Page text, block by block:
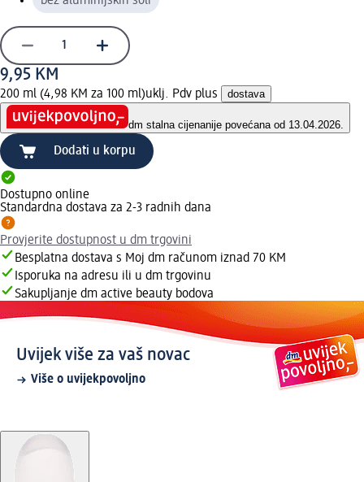
9,95 KM
200 ml (4,98 KM za 100 ml)uklj. Pdv plus dostava
dm stalna cijenanije povećana od 13.04.2026.
Dodati u korpu
Dostupno online
Standardna dostava za 2-3 radnih dana
Provjerite dostupnost u dm trgovini
Besplatna dostava s Moj dm računom iznad 70 KM
Isporuka na adresu ili u dm trgovinu
Sakupljanje dm active beauty bodova
Uvijek više za vaš novac
Više o uvijekpovoljno